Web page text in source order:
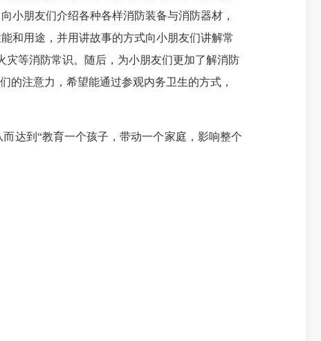
小朋友们介绍各种各样消防装备与消防器材，
和用途，并用讲故事的方式向小朋友们讲解常
灾等消防常识。随后，为小朋友们更加了解消防
的注意力，希望能通过参观内务卫生的方式，
达到“教育一个孩子，带动一个家庭，影响整个